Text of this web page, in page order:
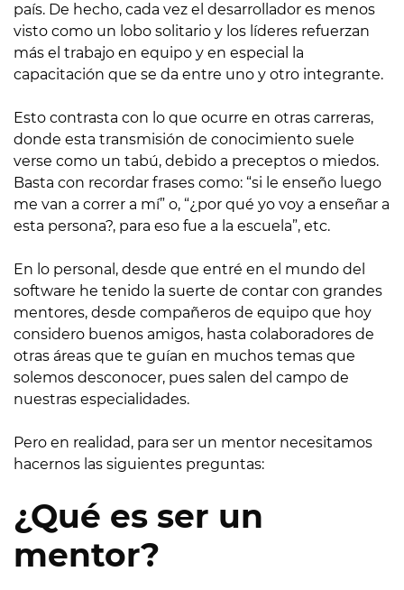
país. De hecho, cada vez el desarrollador es menos
visto como un lobo solitario y los líderes refuerzan
más el trabajo en equipo y en especial la
capacitación que se da entre uno y otro integrante.
Esto contrasta con lo que ocurre en otras carreras,
donde esta transmisión de conocimiento suele
verse como un tabú, debido a preceptos o miedos.
Basta con recordar frases como: “si le enseño luego
me van a correr a mí” o, “¿por qué yo voy a enseñar a
esta persona?, para eso fue a la escuela”, etc.
En lo personal, desde que entré en el mundo del
software he tenido la suerte de contar con grandes
mentores, desde compañeros de equipo que hoy
considero buenos amigos, hasta colaboradores de
otras áreas que te guían en muchos temas que
solemos desconocer, pues salen del campo de
nuestras especialidades.
Pero en realidad, para ser un mentor necesitamos
hacernos las siguientes preguntas:
¿Qué es ser un
mentor?